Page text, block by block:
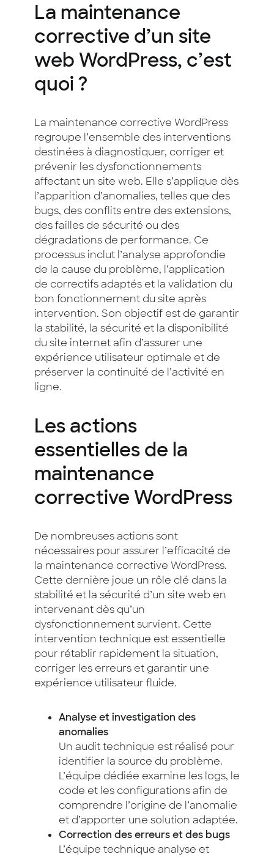
La maintenance
corrective d’un site
web WordPress, c’est
quoi ?
La maintenance corrective WordPress
regroupe l’ensemble des interventions
destinées à diagnostiquer, corriger et
prévenir les dysfonctionnements
affectant un site web. Elle s’applique dès
l’apparition d’anomalies, telles que des
bugs, des conflits entre des extensions,
des failles de sécurité ou des
dégradations de performance. Ce
processus inclut l’analyse approfondie
de la cause du problème, l’application
de correctifs adaptés et la validation du
bon fonctionnement du site après
intervention. Son objectif est de garantir
la stabilité, la sécurité et la disponibilité
du site internet afin d’assurer une
expérience utilisateur optimale et de
préserver la continuité de l’activité en
ligne.
Les actions
essentielles de la
maintenance
corrective WordPress
De nombreuses actions sont
nécessaires pour assurer l’efficacité de
la maintenance corrective WordPress.
Cette dernière joue un rôle clé dans la
stabilité et la sécurité d’un site web en
intervenant dès qu’un
dysfonctionnement survient. Cette
intervention technique est essentielle
pour rétablir rapidement la situation,
corriger les erreurs et garantir une
expérience utilisateur fluide.
Analyse et investigation des
anomalies
Un audit technique est réalisé pour
identifier la source du problème.
L’équipe dédiée examine les logs, le
code et les configurations afin de
comprendre l’origine de l’anomalie
et d’apporter une solution adaptée.
Correction des erreurs et des bugs
L’équipe technique analyse et